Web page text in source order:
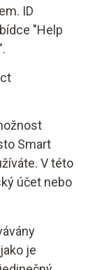
ID
"Help
Smart
V této
účet nebo
je